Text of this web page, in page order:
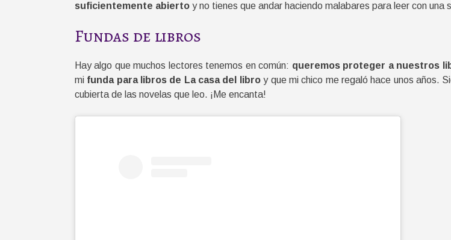
suficientemente abierto y no tienes que andar haciendo malabares para leer con una
Fundas de libros
Hay algo que muchos lectores tenemos en común: queremos proteger a nuestros
mi funda para libros de La casa del libroy que mi chico me regaló hace unos años.
cubierta de las novelas que leo. ¡Me encanta!